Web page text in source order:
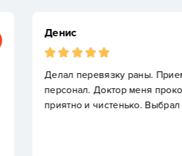
Денис
Делал перевязку раны. Прием
персонал. Доктор меня
приятно и чистенько. Выбрал ее по